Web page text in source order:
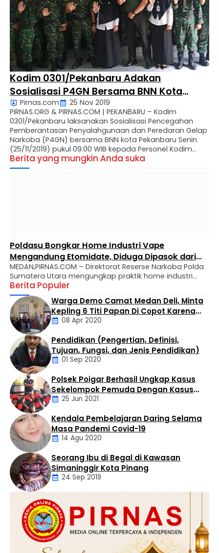
Kodim 0301/Pekanbaru Adakan
Sosialisasi P4GN Bersama BNN Kota
Pekanbaru Di Aula Makodim
Pirnas.com
25 Nov 2019
PIRNAS.ORG & PIRNAS.COM | PEKANBARU – Kodim
0301/Pekanbaru laksanakan Sosialisasi Pencegahan
Pemberantasan Penyalahgunaan dan Peredaran Gelap
Narkoba (P4GN) bersama BNN kota Pekanbaru Senin
(25/11/2019) pukul 09.00 WIB kepada Personel Kodim
0301/Pbr bertempat di Aula Makodim Jl. Ahmad Yani,
Kota Pekanbaru. Acara sosialisasi P4GN tersebut
Berita yang mungkin Anda suka
Poldasu Bongkar Home Industri Vape
Mengandung Etomidate, Diduga Dipasok dari
Kamboja
MEDAN,PIRNAS.COM – Direktorat Reserse Narkoba Polda
Sumatera Utara mengungkap praktik home industri
yang memproduksi liquid vape mengandung
etomidate, narkotika golongan II. Pengungkapan
tersebut menjadi salah satu langkah serius kepolisian
dalam menindak peredaran narkotika dengan modus
baru yang menyasar kalangan masyarakat melalui
rokok elektronik (vape). Kasus tersebut dipaparkan
dalam konferensi pers yang digelar di Kantor Direktorat
…
Berita Populer
Daerah
Warga Demo Camat Medan Deli, Minta
Kepling 6 Titi Papan Di Copot Karena
Tak Perduli Sama Warganya
08 Apr 2020
Artikel
Pendidikan (Pengertian, Definisi,
Tujuan, Fungsi, dan Jenis Pendidikan)
01 Sep 2020
Daerah
Polsek Poigar Berhasil Ungkap Kasus
Sekelompok Pemuda Dengan Kasus
Pencabulan
25 Jun 2021
Artikel
Kendala Pembelajaran Daring Selama
Masa Pandemi Covid-19
14 Agu 2020
Daerah
Hukum
Kriminal
Labusel
Seorang Ibu di Begal di Kawasan
Simaninggir Kota Pinang
24 Sep 2019